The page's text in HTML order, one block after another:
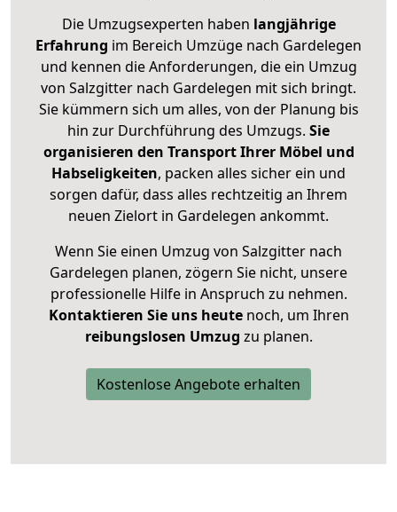
Die Umzugsexperten haben langjährige
Erfahrung im Bereich Umzüge nach Gardelegen
und kennen die Anforderungen, die ein Umzug
von Salzgitter nach Gardelegen mit sich bringt.
Sie kümmern sich um alles, von der Planung bis
hin zur Durchführung des Umzugs. Sie
organisieren den Transport Ihrer Möbel und
Habseligkeiten, packen alles sicher ein und
sorgen dafür, dass alles rechtzeitig an Ihrem
neuen Zielort in Gardelegen ankommt.
Wenn Sie einen Umzug von Salzgitter nach
Gardelegen planen, zögern Sie nicht, unsere
professionelle Hilfe in Anspruch zu nehmen.
Kontaktieren Sie uns heutenoch, um Ihren
reibungslosen Umzug zu planen.
Kostenlose Angebote erhalten